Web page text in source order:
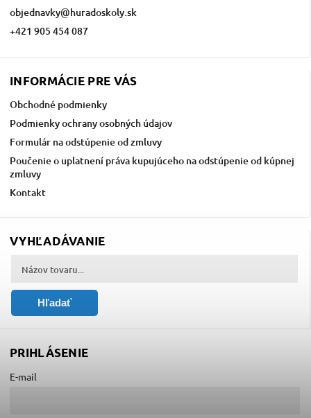
objednavky@huradoskoly.sk
+421 905 454 087
INFORMÁCIE PRE VÁS
Obchodné podmienky
Podmienky ochrany osobných údajov
Formulár na odstúpenie od zmluvy
Poučenie o uplatnení práva kupujúceho na odstúpenie od kúpnej
zmluvy
Kontakt
VYHĽADÁVANIE
Hľadať
PRIHLÁSENIE
E-mail